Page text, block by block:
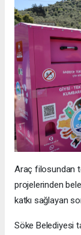
Araç filosundan
projelerinden
katkı sağlayan
Söke Belediyesi